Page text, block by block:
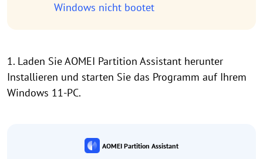
Windows nicht bootet
1. Laden Sie AOMEI Partition Assistant herunter
Installieren und starten Sie das Programm auf Ihrem
Windows 11-PC.
AOMEI Partition Assistant